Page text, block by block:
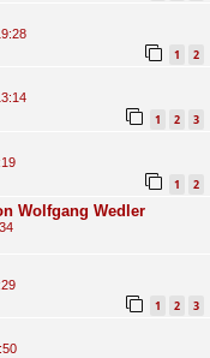
1 2
1 2 3
1 2
Wolfgang Wedler
1 2 3